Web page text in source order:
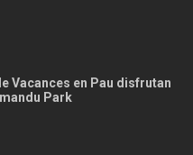
Vacances en Pau disfrutan
Park